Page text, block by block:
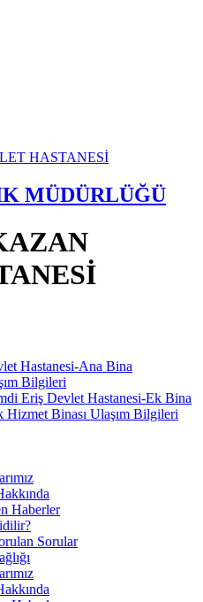
MÜDÜRLÜĞÜ
Hastanesi-Ana Bina
Bilgileri
Eriş Devlet Hastanesi-Ek Bina
Hizmet Binası Ulaşım Bilgileri
Haberler
Sorular